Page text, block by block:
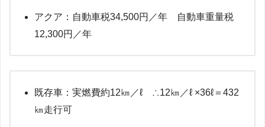
アクア：自動車税34,500円／年 自動車重量税
12,300円／年
既存車：実燃費約12㎞／ℓ ∴12㎞／ℓ ×36ℓ＝432
㎞走行可